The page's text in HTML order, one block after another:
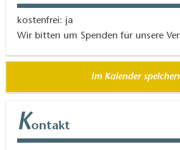
kostenfrei: ja
Wir bitten um Spenden für unsere
Im Kalender
Kontakt